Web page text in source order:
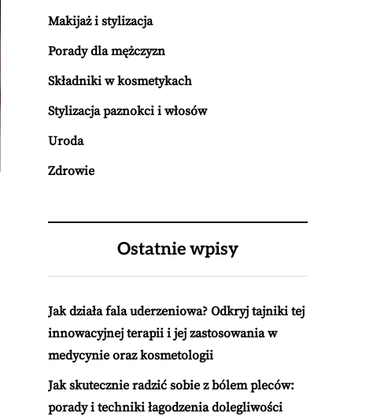
Makijaż i stylizacja
Porady dla mężczyzn
Składniki w kosmetykach
Stylizacja paznokci i włosów
Uroda
Zdrowie
Ostatnie wpisy
Jak działa fala uderzeniowa? Odkryj tajniki tej
innowacyjnej terapii i jej zastosowania w
medycynie oraz kosmetologii
Jak skutecznie radzić sobie z bólem pleców:
porady i techniki łagodzenia dolegliwości